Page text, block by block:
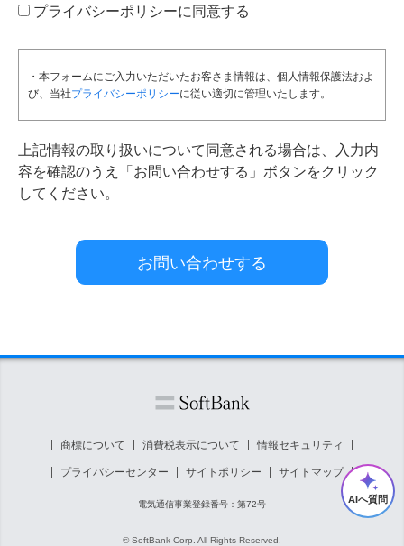
プライバシーポリシーに同意する
・本フォームにご入力いただいたお客さま情報は、個人情報保護法およ
び、当社プライバシーポリシーに従い適切に管理いたします。
上記情報の取り扱いについて同意される場合は、入力内
容を確認のうえ「お問い合わせする」ボタンをクリック
してください。
商標について 消費税表示について 情報セキュリティ
プライバシーセンター サイトポリシー サイトマップ
電気通信事業登録番号：第72号
© SoftBank Corp. All Rights Reserved.
AIへ質問